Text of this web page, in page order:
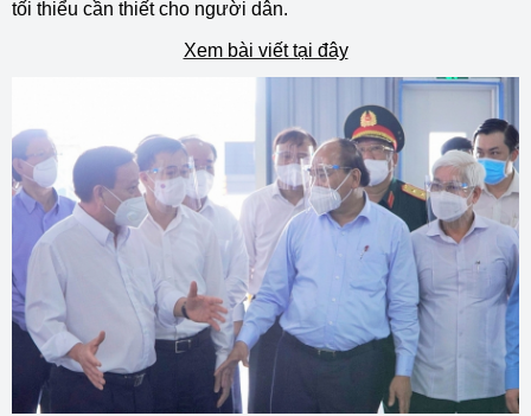
tối thiểu cần thiết cho người dân.
Xem bài viết tại đây